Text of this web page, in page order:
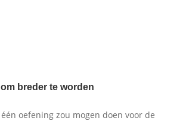
breder te worden
oefening zou mogen doen voor de